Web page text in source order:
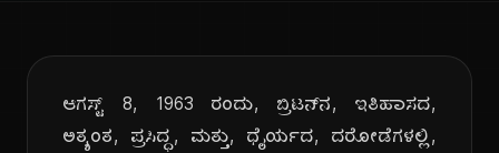
ಆಗಸ್ಟ್ 8, 1963 ರಂದು, ಬ್ರಿಟನ್‌ನ, ಇತಿಹಾಸದ,
ಅತ್ಯಂತ, ಪ್ರಸಿದ್ಧ, ಮತ್ತು, ಧೈರ್ಯದ, ದರೋಡೆಗಳಲ್ಲಿ,